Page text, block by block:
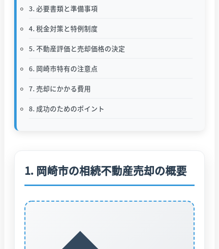
3. 必要書類と準備事項
4. 税金対策と特例制度
5. 不動産評価と売却価格の決定
6. 岡崎市特有の注意点
7. 売却にかかる費用
8. 成功のためのポイント
1. 岡崎市の相続不動産売却の概要